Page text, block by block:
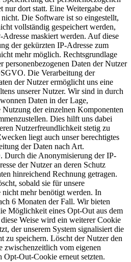
nur dort statt. Eine Weitergabe der
Die Software ist so eingestellt,
vollständig gespeichert werden,
maskiert werden. Auf diese
der gekürzten IP-Adresse zum
mehr möglich. Rechtsgrundlage
personenbezogenen Daten der Nutzer
Die Verarbeitung der
der Nutzer ermöglicht uns eine
unserer Nutzer. Wir sind in durch
Daten in der Lage,
der einzelnen Komponenten
Dies hilft uns dabei
Nutzerfreundlichkeit stetig zu
liegt auch unser berechtigtes
der Daten nach Art.
die Anonymisierung der IP-
der Nutzer an deren Schutz
hinreichend Rechnung getragen.
sobald sie für unsere
mehr benötigt werden. In
6 Monaten der Fall. Wir bieten
Möglichkeit eines Opt-Out aus dem
Weise wird ein weiterer Cookie
der unserem System signalisiert die
zu speichern. Löscht der Nutzer den
zwischenzeitlich vom eigenen
Opt-Out-Cookie erneut setzten.